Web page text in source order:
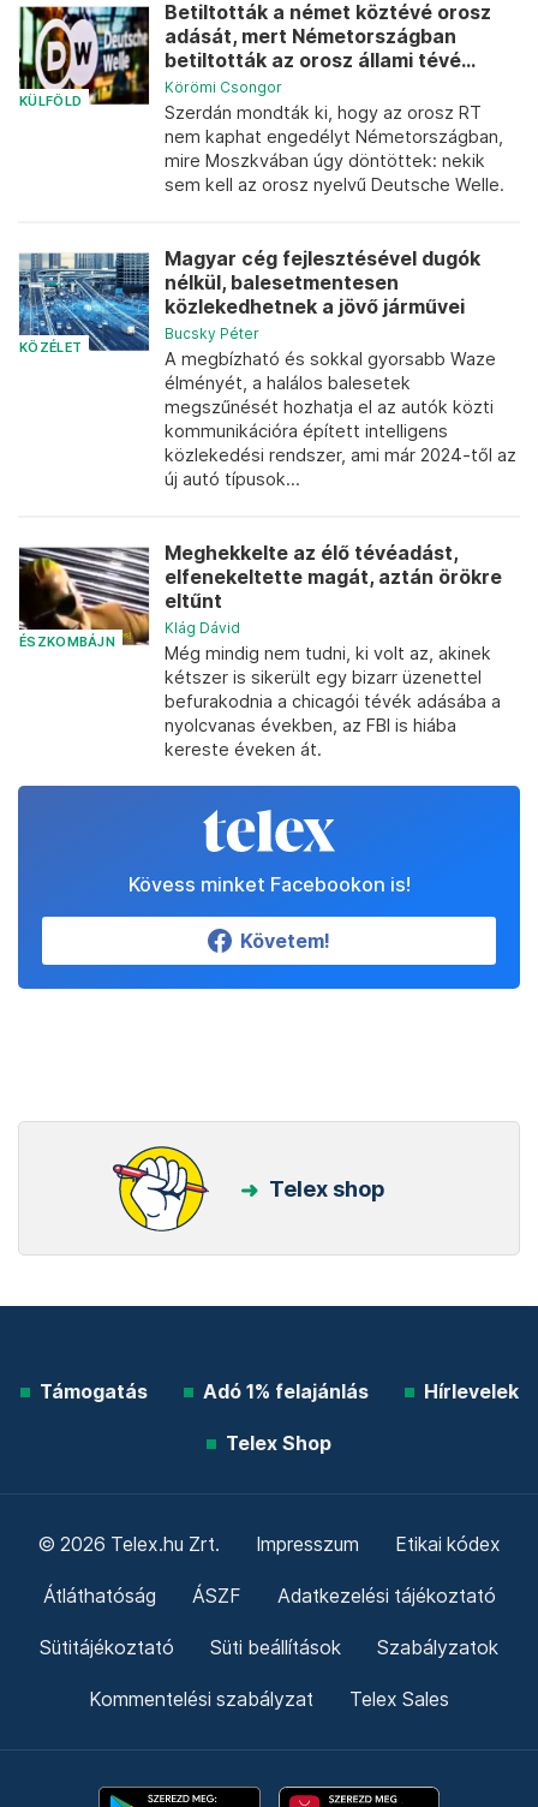
KÜLFÖLD
Betiltották a német köztévé orosz
adását, mert Németországban
betiltották az orosz állami tévé...
Körömi Csongor
Szerdán mondták ki, hogy az orosz RT
nem kaphat engedélyt Németországban,
mire Moszkvában úgy döntöttek: nekik
sem kell az orosz nyelvű Deutsche Welle.
KÖZÉLET
Magyar cég fejlesztésével dugók
nélkül, balesetmentesen
közlekedhetnek a jövő járművei
Bucsky Péter
A megbízható és sokkal gyorsabb Waze
élményét, a halálos balesetek
megszűnését hozhatja el az autók közti
kommunikációra épített intelligens
közlekedési rendszer, ami már 2024-től az
új autó típusok...
ÉSZKOMBÁJN
Meghekkelte az élő tévéadást,
elfenekeltette magát, aztán örökre
eltűnt
Klág Dávid
Még mindig nem tudni, ki volt az, akinek
kétszer is sikerült egy bizarr üzenettel
befurakodnia a chicagói tévék adásába a
nyolcvanas években, az FBI is hiába
kereste éveken át.
Kövess minket Facebookon is!
Követem!
Telex shop
Támogatás Adó 1% felajánlás Hírlevelek
Telex Shop
© 2026 Telex.hu Zrt. Impresszum Etikai kódex
Átláthatóság ÁSZF Adatkezelési tájékoztató
Sütitájékoztató Süti beállítások Szabályzatok
Kommentelési szabályzat Telex Sales